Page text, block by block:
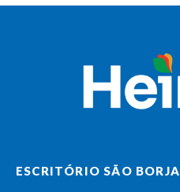
ESCRITÓRIO SÃO BORJA